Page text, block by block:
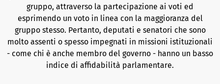
gruppo, attraverso la partecipazione ai voti ed
esprimendo un voto in linea con la maggioranza del
gruppo stesso. Pertanto, deputati e senatori che sono
molto assenti o spesso impegnati in missioni istituzionali
- come chi è anche membro del governo - hanno un basso
indice di affidabilità parlamentare.